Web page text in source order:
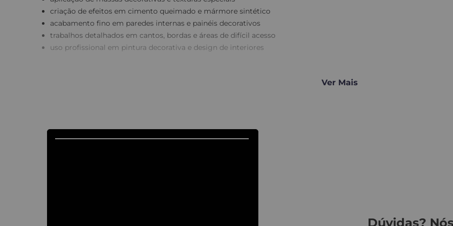
criação de efeitos em cimento queimado e mármore sintético
acabamento fino em paredes internas e painéis decorativos
trabalhos detalhados em cantos, bordas e áreas de difícil acesso
uso profissional em pintura decorativa e design de interiores
lâmina em aço de alta resistência
Desempenadeira Decorativa Trapézio
Ver Mais
Dúvidas?